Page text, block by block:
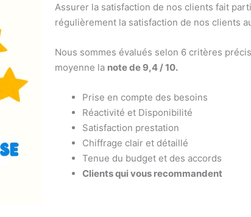
Assurer la satisfaction de nos clients fait
régulièrement la satisfaction de nos clients
Nous sommes évalués selon 6 critères
moyenne la note de 9,4 / 10.
Prise en compte des besoins
Réactivité et Disponibilité
Satisfaction prestation
Chiffrage clair et détaillé
Tenue du budget et des accords
Clients qui vous recommandent